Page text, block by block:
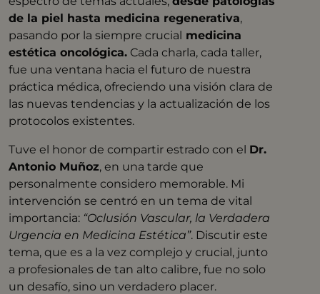
de la piel hasta medicina regenerativa,
pasando por la siempre crucial medicina
estética oncológica. Cada charla, cada taller,
fue una ventana hacia el futuro de nuestra
práctica médica, ofreciendo una visión clara de
las nuevas tendencias y la actualización de los
protocolos existentes.
Tuve el honor de compartir estrado con el Dr.
Antonio Muñoz, en una tarde que
personalmente considero memorable. Mi
intervención se centró en un tema de vital
importancia: “Oclusión Vascular, la Verdadera
Urgencia en Medicina Estética”. Discutir este
tema, que es a la vez complejo y crucial, junto
a profesionales de tan alto calibre, fue no solo
un desafío, sino un verdadero placer.